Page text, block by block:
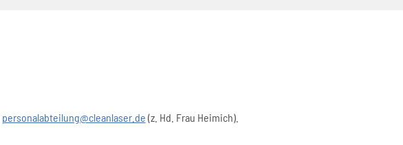
personalabteilung@cleanlaser.de (z. Hd. Frau Heimich).